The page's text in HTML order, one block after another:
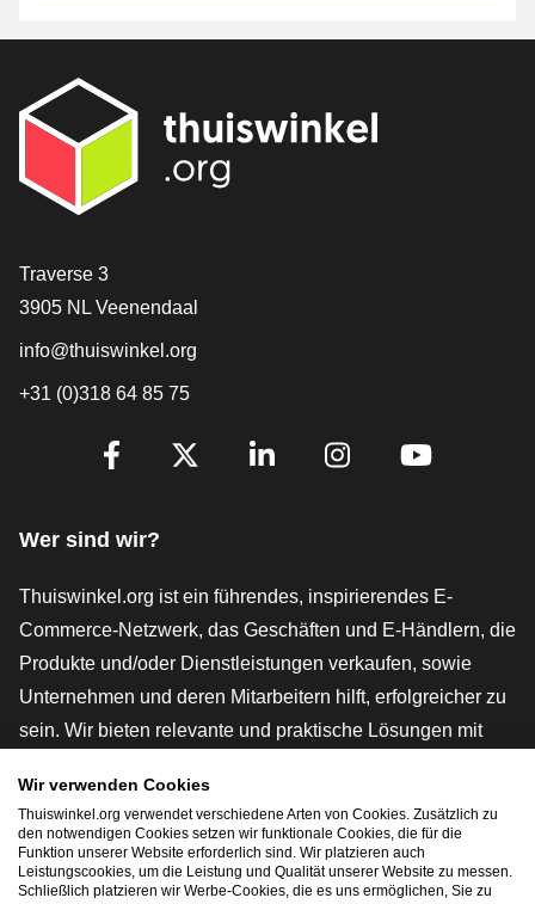
[_General:Contact]
Traverse 3
3905 NL Veenendaal
info@thuiswinkel.org
+31 (0)318 64 85 75
[_General:SocialMediaTitle]
Wer sind wir?
Thuiswinkel.org ist ein führendes, inspirierendes E-
Commerce-Netzwerk, das Geschäften und E-Händlern, die
Produkte und/oder Dienstleistungen verkaufen, sowie
Unternehmen und deren Mitarbeitern hilft, erfolgreicher zu
sein. Wir bieten relevante und praktische Lösungen mit
rechtlichen Instrumenten und Beratung,
Interessenvertretung, Marktforschung und verfügen über
eine eigene Bildungsplattform, die Thuiswinkel e-
Academy.
Wir verwenden Cookies
Thuiswinkel.org verwendet verschiedene Arten von Cookies. Zusätzlich zu
den notwendigen Cookies setzen wir funktionale Cookies, die für die
Funktion unserer Website erforderlich sind. Wir platzieren auch
Leistungscookies, um die Leistung und Qualität unserer Website zu messen.
Schließlich platzieren wir Werbe-Cookies, die es uns ermöglichen, Sie zu